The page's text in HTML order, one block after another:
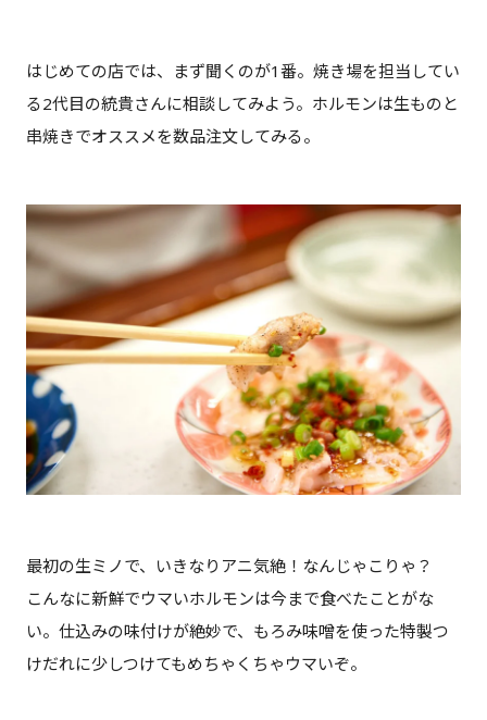
はじめての店では、まず聞くのが1番。焼き場を担当してい
る2代目の統貴さんに相談してみよう。ホルモンは生ものと
串焼きでオススメを数品注文してみる。
最初の生ミノで、いきなりアニ気絶！なんじゃこりゃ？
こんなに新鮮でウマいホルモンは今まで食べたことがな
い。仕込みの味付けが絶妙で、もろみ味噌を使った特製つ
けだれに少しつけてもめちゃくちゃウマいぞ。